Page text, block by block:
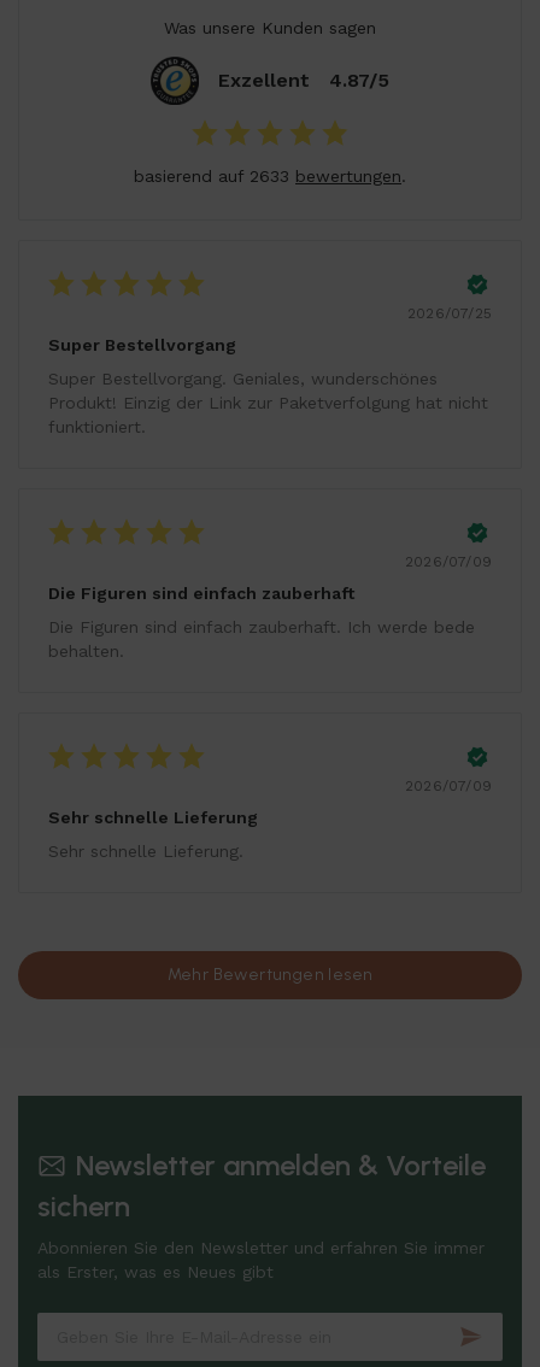
Was unsere Kunden sagen
Exzellent 4.87/5
basierend auf 2633 bewertungen.
2026/07/25
Super Bestellvorgang
Super Bestellvorgang. Geniales, wunderschönes
Produkt! Einzig der Link zur Paketverfolgung hat nicht
funktioniert.
2026/07/09
Die Figuren sind einfach zauberhaft
Die Figuren sind einfach zauberhaft. Ich werde bede
behalten.
2026/07/09
Sehr schnelle Lieferung
Sehr schnelle Lieferung.
Mehr Bewertungen lesen
Newsletter anmelden & Vorteile
sichern
Abonnieren Sie den Newsletter und erfahren Sie immer
als Erster, was es Neues gibt